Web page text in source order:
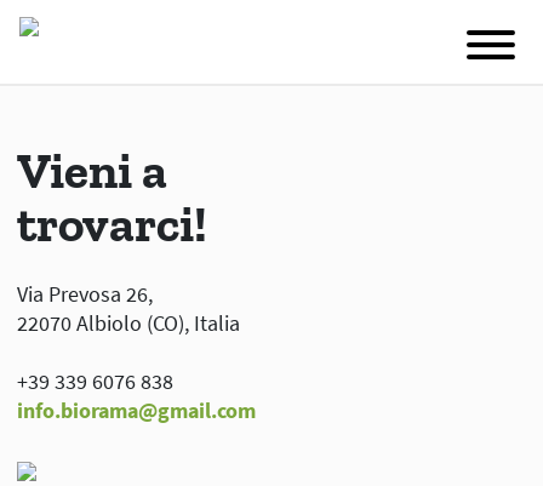
Vieni a
trovarci!
Via Prevosa 26,
22070 Albiolo (CO), Italia
+39 339 6076 838
info.biorama@gmail.com